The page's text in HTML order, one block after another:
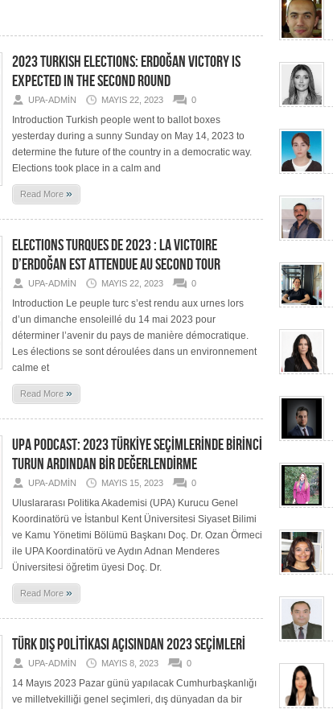
2023 TURKISH ELECTIONS: ERDOĞAN VICTORY IS
EXPECTED IN THE SECOND ROUND
UPA-ADMIN MAYIS 22, 2023 0
Introduction Turkish people went to ballot boxes
yesterday during a sunny Sunday on May 14, 2023 to
determine the future of the country in a democratic way.
Elections took place in a calm and
Read More »
ELECTIONS TURQUES DE 2023 : LA VICTOIRE
D’ERDOĞAN EST ATTENDUE AU SECOND TOUR
UPA-ADMIN MAYIS 22, 2023 0
Introduction Le peuple turc s’est rendu aux urnes lors
d’un dimanche ensoleillé du 14 mai 2023 pour
déterminer l’avenir du pays de manière démocratique.
Les élections se sont déroulées dans un environnement
calme et
Read More »
UPA PODCAST: 2023 TÜRKİYE SEÇİMLERİNDE BİRİNCİ
TURUN ARDINDAN BİR DEĞERLENDİRME
UPA-ADMIN MAYIS 15, 2023 0
Uluslararası Politika Akademisi (UPA) Kurucu Genel
Koordinatörü ve İstanbul Kent Üniversitesi Siyaset Bilimi
ve Kamu Yönetimi Bölümü Başkanı Doç. Dr. Ozan Örmeci
ile UPA Koordinatörü ve Aydın Adnan Menderes
Üniversitesi öğretim üyesi Doç. Dr.
Read More »
TÜRK DIŞ POLİTİKASI AÇISINDAN 2023 SEÇİMLERİ
UPA-ADMIN MAYIS 8, 2023 0
14 Mayıs 2023 Pazar günü yapılacak Cumhurbaşkanlığı
ve milletvekilliği genel seçimleri, dış dünyadan da bir